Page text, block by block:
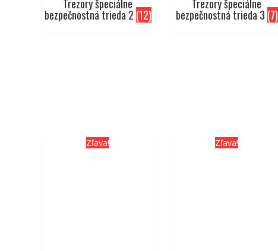
Trezory špeciálne
bezpečnostná trieda 2 (12)
Trezory špeciálne
bezpečnostná trieda 3 (7)
Zľava! Zľava!